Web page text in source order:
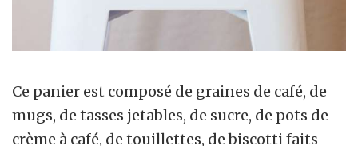
Ce panier est composé de graines de café, de
mugs, de tasses jetables, de sucre, de pots de
crème à café, de touillettes, de biscotti faits